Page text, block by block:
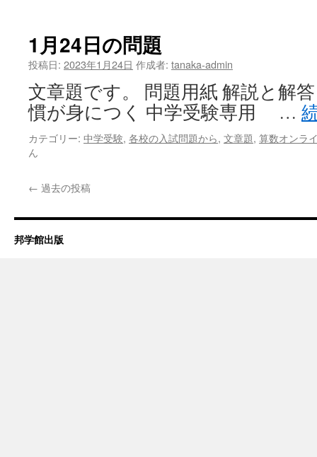
1月24日の問題
投稿日: 2023年1月24日 作成者: tanaka-admin
文章題です。 問題用紙 解説と解
慣が身につく 中学受験専用 …
カテゴリー: 中学受験, 各校の入試問題から, 文章題, 算数オンラ
ん
← 過去の投稿
邦学館出版